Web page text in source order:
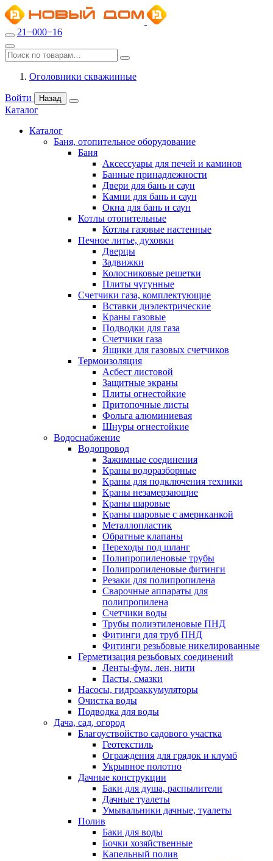
21−000−16
Оголовники скважинные
Войти Назад
Каталог
Каталог
Баня, отопительное оборудование
Баня
Аксессуары для печей и каминов
Банные принадлежности
Двери для бань и саун
Камни для бань и саун
Окна для бань и саун
Котлы отопительные
Котлы газовые настенные
Печное литье, духовки
Дверцы
Задвижки
Колосниковые решетки
Плиты чугунные
Счетчики газа, комплектующие
Вставки диэлектрические
Краны газовые
Подводки для газа
Счетчики газа
Ящики для газовых счетчиков
Термоизоляция
Асбест листовой
Защитные экраны
Плиты огнестойкие
Притопочные листы
Фольга алюминиевая
Шнуры огнестойкие
Водоснабжение
Водопровод
Зажимные соединения
Краны водоразборные
Краны для подключения техники
Краны незамерзающие
Краны шаровые
Краны шаровые с американкой
Металлопластик
Обратные клапаны
Переходы под шланг
Полипропиленовые трубы
Полипропиленовые фитинги
Резаки для полипропилена
Сварочные аппараты для
полипропилена
Счетчики воды
Трубы полиэтиленовые ПНД
Фитинги для труб ПНД
Фитинги резьбовые никелированные
Герметизация резьбовых соединений
Ленты-фум, лен, нити
Пасты, смазки
Насосы, гидроаккумуляторы
Очистка воды
Подводка для воды
Дача, сад, огород
Благоуствойство садового участка
Геотекстиль
Ограждения для грядок и клумб
Укрывное полотно
Дачные конструкции
Баки для душа, распылители
Дачные туалеты
Умывальники дачные, туалеты
Полив
Баки для воды
Бочки хозяйственные
Капельный полив